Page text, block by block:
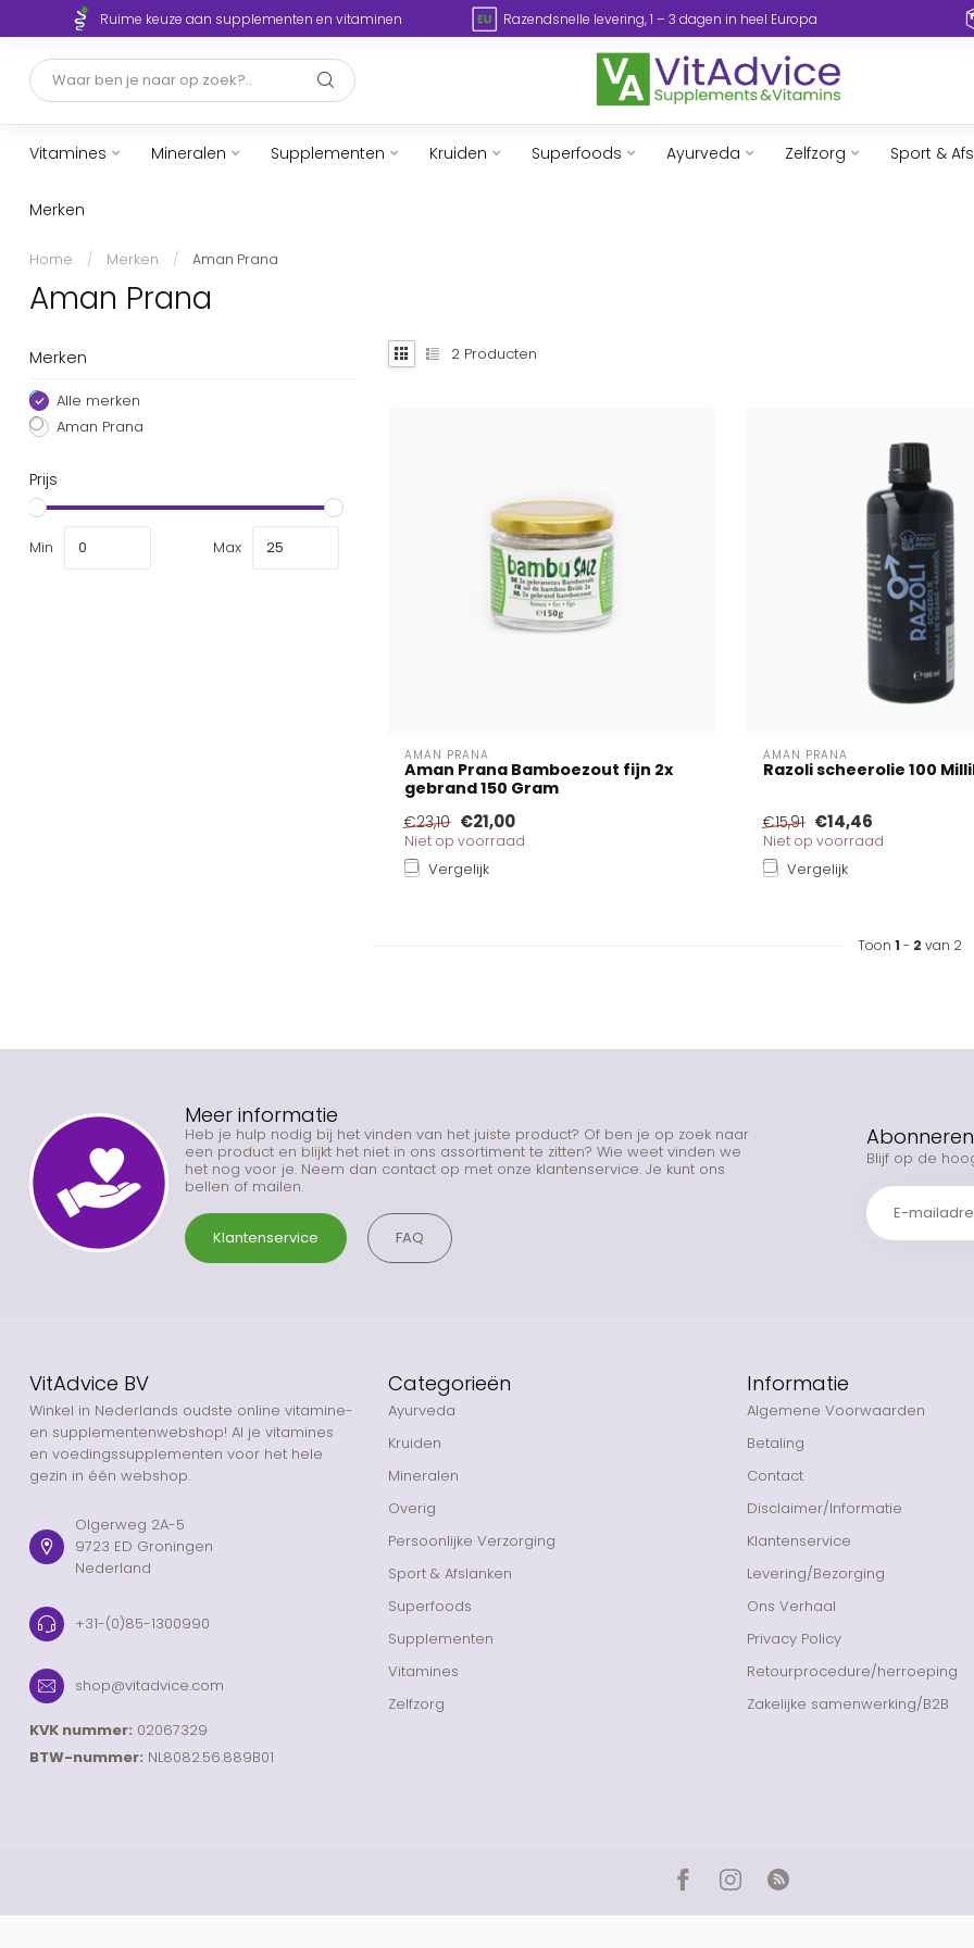
Ruime keuze aan supplementen en vitaminen Razendsnelle levering, 1 – 3 dagen in heel Europa
Vitamines Mineralen Supplementen Kruiden Superfoods Ayurveda Zelfzorg Sport &
Merken
Home / Merken / Aman Prana
Aman Prana
Merken
Alle merken
Aman Prana
Prijs
Min Max
2 Producten
AMAN PRANA
Aman Prana Bamboezout fijn 2x
gebrand 150 Gram
€23,10 €21,00
Niet op voorraad
Vergelijk
AMAN PRANA
Razoli scheerolie 100
€15,91 €14,46
Niet op voorraad
Vergelijk
Toon 1 - 2 van 2
Meer informatie
Heb je hulp nodig bij het vinden van het juiste product? Of ben je op zoek naar
een product en blijkt het niet in ons assortiment te zitten? Wie weet vinden we
het nog voor je. Neem dan contact op met onze klantenservice. Je kunt ons
bellen of mailen.
Klantenservice FAQ
Blijf op de
VitAdvice BV
Winkel in Nederlands oudste online vitamine-
en supplementenwebshop! Al je vitamines
en voedingssupplementen voor het hele
gezin in één webshop.
Olgerweg 2A-5
9723 ED Groningen
Nederland
+31-(0)85-1300990
shop@vitadvice.com
KVK nummer: 02067329
BTW-nummer: NL8082.56.889B01
Categorieën
Ayurveda
Kruiden
Mineralen
Overig
Persoonlijke Verzorging
Sport & Afslanken
Superfoods
Supplementen
Vitamines
Zelfzorg
Informatie
Algemene Voorwaarden
Betaling
Contact
Disclaimer/Informatie
Klantenservice
Levering/Bezorging
Ons Verhaal
Privacy Policy
Retourprocedure/herroeping
Zakelijke samenwerking/B2B